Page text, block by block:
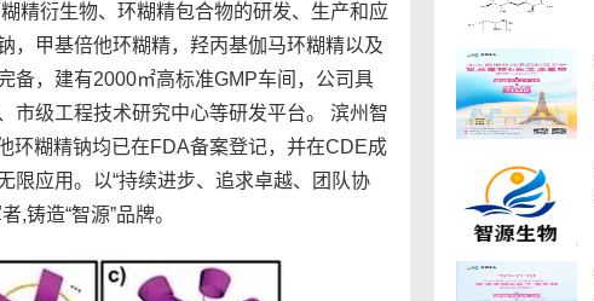
精衍生物、环糊精包合物的研发、生产和应
，甲基倍他环糊精，羟丙基伽马环糊精以及
备，建有2000㎡高标准GMP车间，公司具
市级工程技术研究中心等研发平台。 滨州智
环糊精钠均已在FDA备案登记，并在CDE成
限应用。以“持续进步、追求卓越、团队协
铸造“智源”品牌。